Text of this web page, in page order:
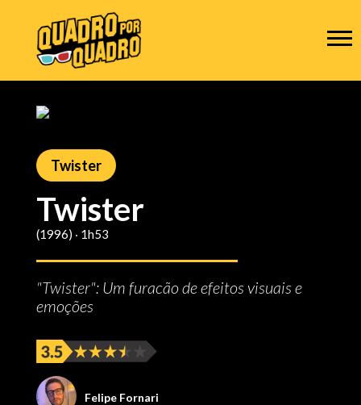
Twister
Twister
(1996) ‧ 1h53
"Twister": Um furacão de efeitos visuais e
emoções
Felipe Fornari